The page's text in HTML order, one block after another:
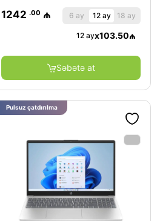
1242 .00 ₼ 6 ay 12 ay 18 ay
12 ayx103.50₼
Səbətə at
Pulsuz çatdırılma